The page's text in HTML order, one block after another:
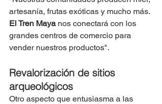
artesanía, frutas exóticas y mucho más.
El Tren Maya nos conectará con los
grandes centros de comercio para
vender nuestros productos".
Revalorización de sitios
arqueológicos
Otro aspecto que entusiasma a las